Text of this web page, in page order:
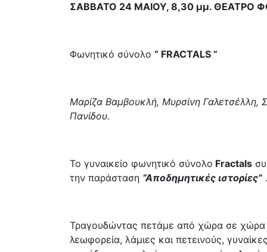
ΣΑΒΒΑΤΟ 24 ΜΑΙΟΥ, 8,30 μμ. ΘΕΑΤΡΟ
Φωνητικό σύνολο “ FRACTALS ”
Μαρίζα Βαμβουκλή, Μυρσίνη
Πανίδου.
Το γυναικείο φωνητικό σύνολο Fractals
την παράσταση “Αποδημητικές ιστορίες” .
Τραγουδώντας πετάμε από χώρα σε χώρα
λεωφορεία, λάμιες και πετεινούς,